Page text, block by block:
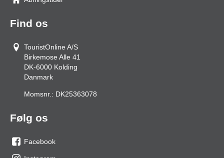
Find os
TouristOnline A/S
Birkemose Alle 41
DK-6000 Kolding
Danmark
Momsnr.: DK25363078
Følg os
os
Facebook